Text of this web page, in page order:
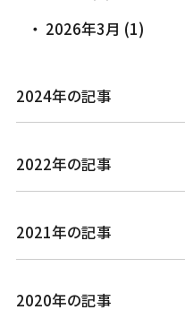
2026年3月 (1)
2024年の記事
2022年の記事
2021年の記事
2020年の記事